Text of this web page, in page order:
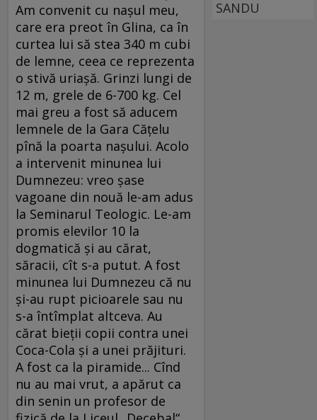
Am convenit cu naşul meu,
care era preot în Glina, ca în
curtea lui să stea 340 m cubi
de lemne, ceea ce reprezenta
o stivă uriaşă. Grinzi lungi de
12 m, grele de 6-700 kg. Cel
mai greu a fost să aducem
lemnele de la Gara Căţelu
pînă la poarta naşului. Acolo
a intervenit minunea lui
Dumnezeu: vreo şase
vagoane din nouă le-am adus
la Seminarul Teologic. Le-am
promis elevilor 10 la
dogmatică şi au cărat,
săracii, cît s-a putut. A fost
minunea lui Dumnezeu că nu
şi-au rupt picioarele sau nu
s-a întîmplat altceva. Au
cărat bieţii copii contra unei
Coca-Cola şi a unei prăjituri.
A fost ca la piramide... Cînd
nu au mai vrut, a apărut ca
din senin un profesor de
SANDU